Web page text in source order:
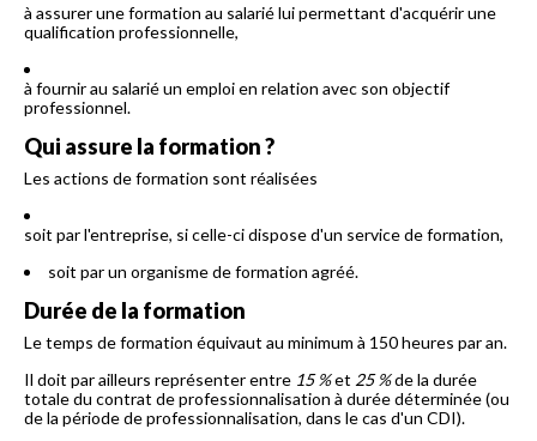
à assurer une formation au salarié lui permettant d'acquérir une
qualification professionnelle,
à fournir au salarié un emploi en relation avec son objectif
professionnel.
Qui assure la formation ?
Les actions de formation sont réalisées
soit par l'entreprise, si celle-ci dispose d'un service de formation,
soit par un organisme de formation agréé.
Durée de la formation
Le temps de formation équivaut au minimum à 150 heures par an.
Il doit par ailleurs représenter entre 15 %et 25 %de la durée
totale du contrat de professionnalisation à durée déterminée (ou
de la période de professionnalisation, dans le cas d'un CDI).